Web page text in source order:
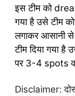
इस टीम को
गया है उसे टीम
लगाकर आसानी
टीम दिया गया
पर 3-4 spots
Disclaimer: